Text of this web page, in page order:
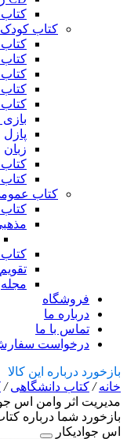
کتاب کودک
کتاب
پازل
زبان
کتاب
مجله
فروشگاه
درباره ما
تماس با ما
درخواست
بازخورد درباره این کالا
خانه/ کتاب دانشگاهی/
مدیریت اثر وامن اس
بازخورد شما درباره
اس جواديکار